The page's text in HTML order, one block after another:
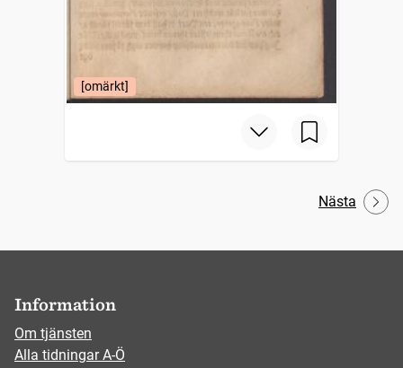
[omärkt]
Nästa
Information
Om tjänsten
Alla tidningar A-Ö